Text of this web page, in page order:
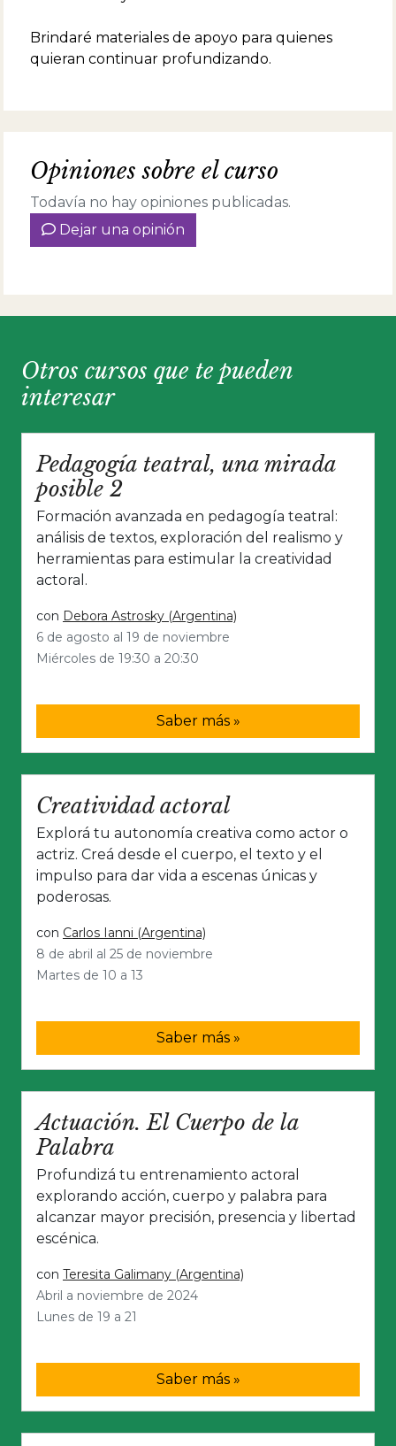
Brindaré materiales de apoyo para quienes
quieran continuar profundizando.
Opiniones sobre el curso
Todavía no hay opiniones publicadas.
Dejar una opinión
Otros cursos que te pueden
interesar
Pedagogía teatral, una mirada
posible 2
Formación avanzada en pedagogía teatral:
análisis de textos, exploración del realismo y
herramientas para estimular la creatividad
actoral.
con Debora Astrosky (Argentina)
6 de agosto al 19 de noviembre
Miércoles de 19:30 a 20:30
Saber más »
Creatividad actoral
Explorá tu autonomía creativa como actor o
actriz. Creá desde el cuerpo, el texto y el
impulso para dar vida a escenas únicas y
poderosas.
con Carlos Ianni (Argentina)
8 de abril al 25 de noviembre
Martes de 10 a 13
Saber más »
Actuación. El Cuerpo de la
Palabra
Profundizá tu entrenamiento actoral
explorando acción, cuerpo y palabra para
alcanzar mayor precisión, presencia y libertad
escénica.
con Teresita Galimany (Argentina)
Abril a noviembre de 2024
Lunes de 19 a 21
Saber más »